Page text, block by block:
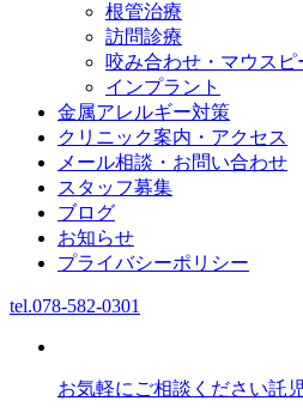
根管治療
訪問診療
咬み合わせ・マウスピ
インプラント
金属アレルギー対策
クリニック案内・アクセス
メール相談・お問い合わせ
スタッフ募集
ブログ
お知らせ
プライバシーポリシー
tel.078-582-0301
お気軽にご相談ください託